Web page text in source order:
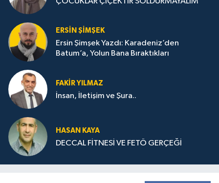
ERSIN ŞIMŞEK
Ersin Şimşek Yazdı: Karadeniz’den
Batum’a, Yolun Bana Bıraktıkları
FAKIR YILMAZ
İnsan, İletişim ve Şura..
HASAN KAYA
DECCAL FİTNESİ VE FETÖ GERÇEĞİ